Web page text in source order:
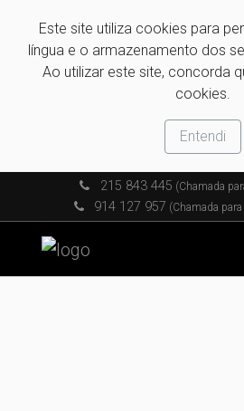
Este site utiliza cookies para
língua e o armazenamento dos
Ao utilizar este site, concorda
cookies.
Entendi
215 843 445 (Chamada
914 127 957 (Chamada